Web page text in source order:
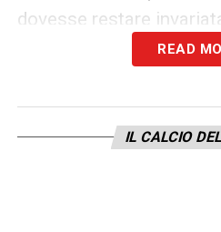
dovesse restare
Un altro elemento
può infatti contare su
grazie all’ottimo legame
READ
IL CALCIO